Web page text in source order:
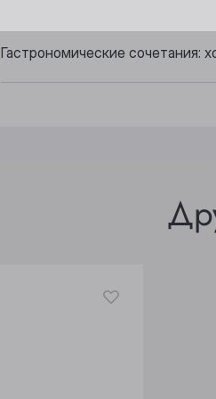
Гастрономические сочетания: